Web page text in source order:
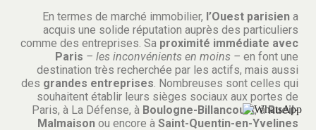
En termes de marché immobilier, l’Ouest parisien a
acquis une solide réputation auprès des particuliers
comme des entreprises. Sa proximité immédiate avec
Paris – les inconvénients en moins – en font une
destination très recherchée par les actifs, mais aussi
des grandes entreprises. Nombreuses sont celles qui
souhaitent établir leurs sièges sociaux aux portes de
Paris, à La Défense, à Boulogne-Billancourt, àRueil-
Malmaison ou encore à Saint-Quentin-en-Yvelines